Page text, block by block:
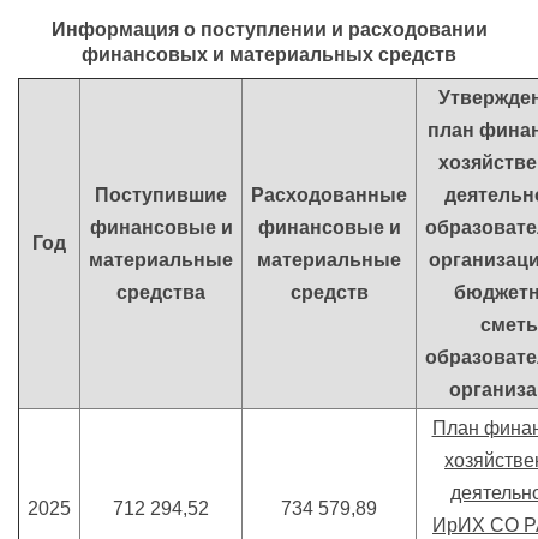
Информация о поступлении и расходовании
финансовых и материальных средств
Год
Поступившие
финансовые и
материальные
средства
Расходованные
финансовые и
материальные
средств
план
2025 712 294,52 734 579,89
План
ИрИХ СО